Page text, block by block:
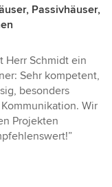
Passivhäuser,
Herr Schmidt ein
Sehr kompetent,
besonders
Wir
Projekten